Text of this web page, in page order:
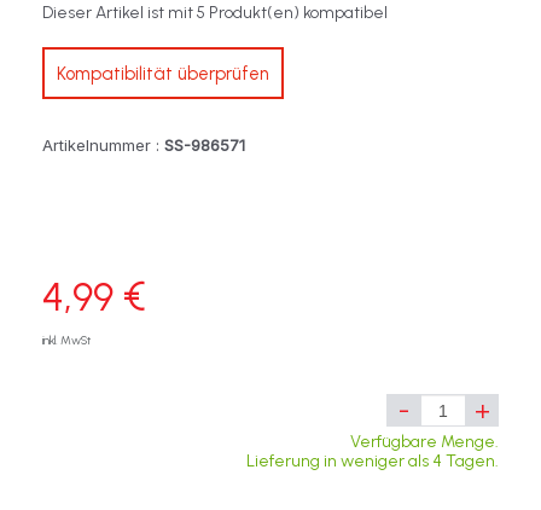
Dieser Artikel ist mit 5 Produkt(en) kompatibel
Kompatibilität überprüfen
Artikelnummer : SS-986571
4,99 €
inkl. MwSt
- +
Verfügbare Menge.
Lieferung in weniger als 4 Tagen.